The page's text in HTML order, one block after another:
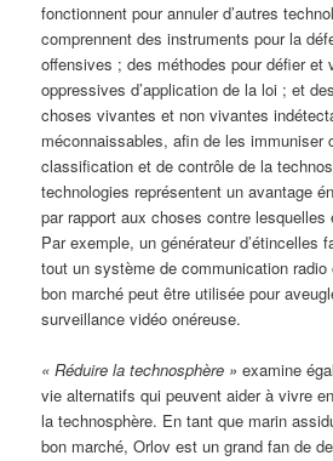
fonctionnent pour annuler d’autres
comprennent des instruments pour la
offensives ; des méthodes pour défier et
oppressives d’application de la loi ; et
choses vivantes et non vivantes
méconnaissables, afin de les immuniser
classification et de contrôle de la
technologies représentent un avantage
par rapport aux choses contre
Par exemple, un générateur d’étincelles
tout un système de communication radio
bon marché peut être utilisée pour
surveillance vidéo onéreuse.
« Réduire la technosphère » examine
vie alternatifs qui peuvent aider à vivre
la technosphère. En tant que marin
bon marché, Orlov est un grand fan de